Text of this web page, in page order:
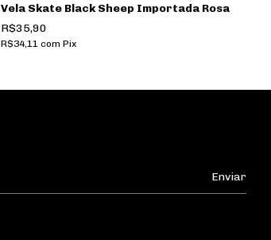
Vela Skate Black Sheep Importada Rosa
R$35,90
R$34,11com Pix